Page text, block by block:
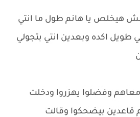
هيخلص يا هانم طول ما انتي
طويل اكده وبعدين انتي بتجولي
وفضلوا يهزروا ودخلت
قاعدين بيضحكوا وقالت